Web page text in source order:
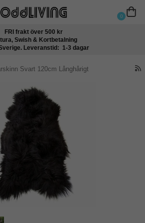
0
FRI frakt över 500 kr
Swish & Kortbetalning
Leveranstid: 1-3 dagar
Svart 120cm Långhårigt